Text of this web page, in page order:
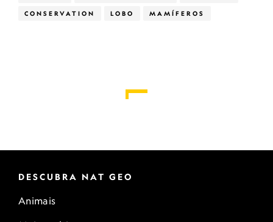
CONSERVATION LOBO MAMÍFEROS
DESCUBRA NAT GEO
Animais